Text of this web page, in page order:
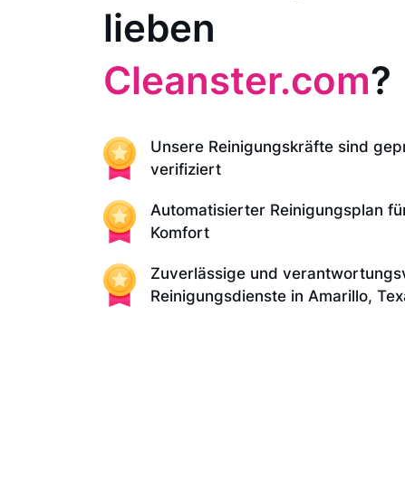
lieben
Cleanster.com?
Unsere Reinigungskräfte sind
verifiziert
Automatisierter Reinigungsplan
Komfort
Zuverlässige und
Reinigungsdienste in Amarillo,